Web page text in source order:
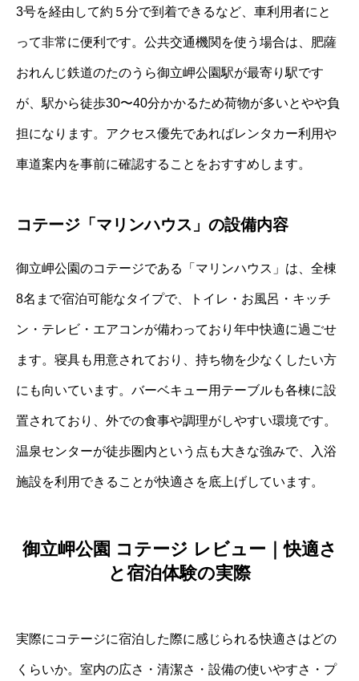
3号を経由して約５分で到着できるなど、車利用者にと
って非常に便利です。公共交通機関を使う場合は、肥薩
おれんじ鉄道のたのうら御立岬公園駅が最寄り駅です
が、駅から徒歩30〜40分かかるため荷物が多いとやや負
担になります。アクセス優先であればレンタカー利用や
車道案内を事前に確認することをおすすめします。
コテージ「マリンハウス」の設備内容
御立岬公園のコテージである「マリンハウス」は、全棟
8名まで宿泊可能なタイプで、トイレ・お風呂・キッチ
ン・テレビ・エアコンが備わっており年中快適に過ごせ
ます。寝具も用意されており、持ち物を少なくしたい方
にも向いています。バーベキュー用テーブルも各棟に設
置されており、外での食事や調理がしやすい環境です。
温泉センターが徒歩圏内という点も大きな強みで、入浴
施設を利用できることが快適さを底上げしています。
御立岬公園 コテージ レビュー｜快適さ
と宿泊体験の実際
実際にコテージに宿泊した際に感じられる快適さはどの
くらいか。室内の広さ・清潔さ・設備の使いやすさ・プ